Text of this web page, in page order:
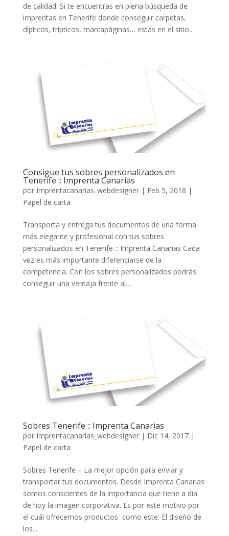
de calidad. Si te encuentras en plena búsqueda de
imprentas en Tenerife donde conseguir carpetas,
dípticos, trípticos, marcapáginas… estás en el sitio...
Consigue tus sobres personalizados en
Tenerife :: Imprenta Canarias
por Imprentacanarias_webdesigner| Feb 5, 2018 |
Papel de carta
Transporta y entrega tus documentos de una forma
más elegante y profesional con tus sobres
personalizados en Tenerife :: Imprenta Canarias Cada
vez es más importante diferenciarse de la
competencia. Con los sobres personalizados podrás
conseguir una ventaja frente al...
Sobres Tenerife :: Imprenta Canarias
por Imprentacanarias_webdesigner| Dic 14, 2017|
Papel de carta
Sobres Tenerife – La mejor opción para enviar y
transportar tus documentos. Desde Imprenta Canarias
somos conscientes de la importancia que tiene a día
de hoy la imagen corporativa. Es por este motivo por
el cuál ofrecemos productos como este. El diseño de
los...